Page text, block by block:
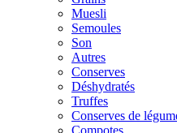
Muesli
Semoules
Son
Autres
Conserves
Déshydratés
Truffes
Conserves de
Compotes